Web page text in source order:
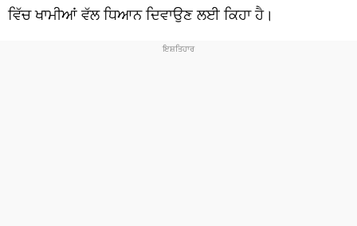
ਵਿੱਚ ਖਾਮੀਆਂ ਵੱਲ ਧਿਆਨ ਦਿਵਾਉਣ ਲਈ ਕਿਹਾ ਹੈ।